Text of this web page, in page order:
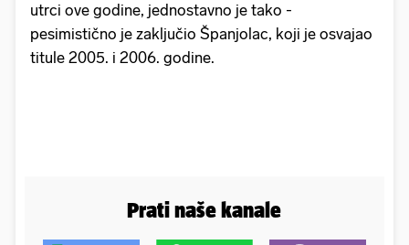
utrci ove godine, jednostavno je tako -
pesimistično je zaključio Španjolac, koji je osvajao
titule 2005. i 2006. godine.
Prati naše kanale